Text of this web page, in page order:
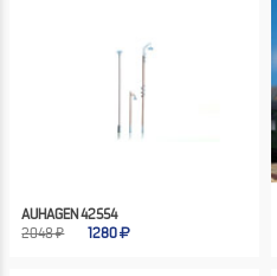
AUHAGEN 42554
2048 ₽
1280